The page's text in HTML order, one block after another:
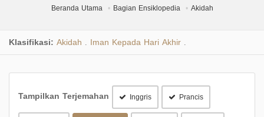
Beranda Utama Bagian Ensiklopedia Akidah
Klasifikasi: Akidah Iman Kepada Hari Akhir
Tampilkan Terjemahan Inggris Prancis